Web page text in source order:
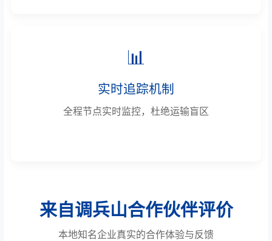
📊
实时追踪机制
全程节点实时监控，杜绝运输盲区
来自调兵山合作伙伴评价
本地知名企业真实的合作体验与反馈